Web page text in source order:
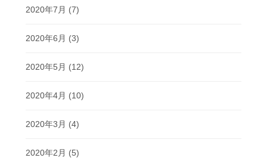
2020年7月 (7)
2020年6月 (3)
2020年5月 (12)
2020年4月 (10)
2020年3月 (4)
2020年2月 (5)